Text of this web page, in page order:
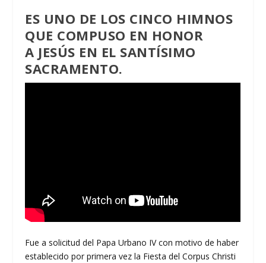
ES UNO DE LOS CINCO HIMNOS
QUE COMPUSO EN HONOR
A JESÚS EN EL SANTÍSIMO
SACRAMENTO.
Fue a solicitud del Papa Urbano IV con motivo de haber
establecido por primera vez la Fiesta del Corpus Christi